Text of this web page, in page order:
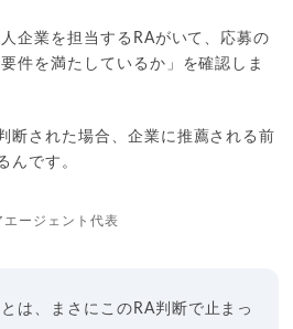
企業を担当するRAがいて、応募の
件を満たしているか」を確認しま
断された場合、企業に推薦される前
んです。
ージェント代表
は、まさにこのRA判断で止まっ